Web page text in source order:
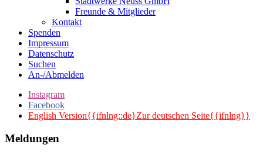
Freunde & Mitglieder
Kontakt
Spenden
Impressum
Datenschutz
Suchen
An-/Abmelden
Instagram
Facebook
English Version{{ifnlng::de}Zur deutschen Seite{{ifnlng}}
Meldungen